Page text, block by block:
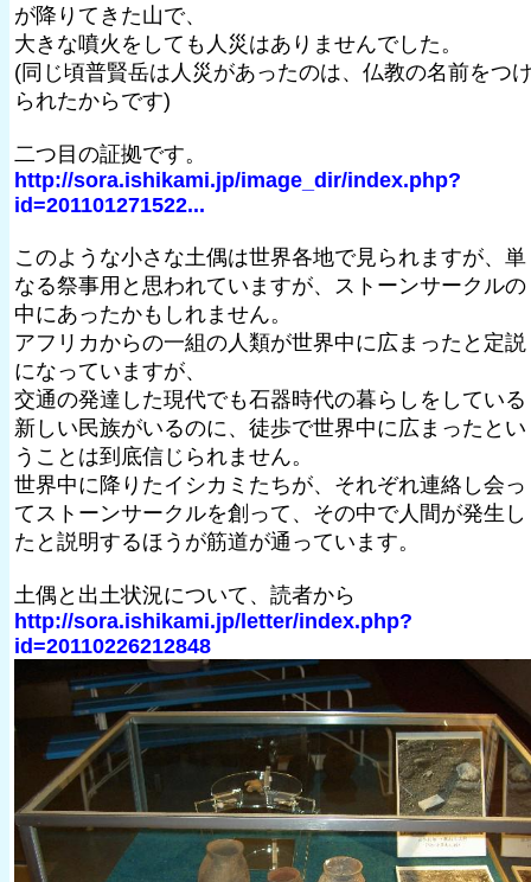
が降りてきた山で、
大きな噴火をしても人災はありませんでした。
(同じ頃普賢岳は人災があったのは、仏教の名前をつ
られたからです)
二つ目の証拠です。
http://sora.ishikami.jp/image_dir/index.php?
id=201101271522...
このような小さな土偶は世界各地で見られますが、単
なる祭事用と思われていますが、ストーンサークルの
中にあったかもしれません。
アフリカからの一組の人類が世界中に広まったと定説
になっていますが、
交通の発達した現代でも石器時代の暮らしをしている
新しい民族がいるのに、徒歩で世界中に広まったとい
うことは到底信じられません。
世界中に降りたイシカミたちが、それぞれ連絡し会っ
てストーンサークルを創って、その中で人間が発生し
たと説明するほうが筋道が通っています。
土偶と出土状況について、読者から
http://sora.ishikami.jp/letter/index.php?
id=20110226212848